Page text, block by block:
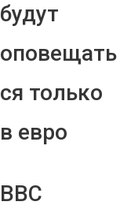
будут
оповещать
ся только
в евро
ВВС